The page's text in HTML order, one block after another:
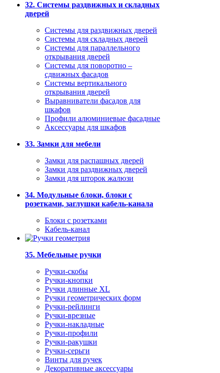
32. Системы раздвижных и складных
дверей
Системы для раздвижных дверей
Системы для складных дверей
Системы для параллельного
открывания дверей
Системы для поворотно –
сдвижных фасадов
Системы вертикального
открывания дверей
Выравниватели фасадов для
шкафов
Профили алюминиевые фасадные
Аксессуары для шкафов
33. Замки для мебели
Замки для распашных дверей
Замки для раздвижных дверей
Замки для шторок жалюзи
34. Модульные блоки, блоки с
розетками, заглушки кабель-канала
Блоки с розетками
Кабель-канал
35. Мебельные ручки
Ручки-скобы
Ручки-кнопки
Ручки длинные XL
Ручки геометрических форм
Ручки-рейлинги
Ручки-врезные
Ручки-накладные
Ручки-профили
Ручки-ракушки
Ручки-серьги
Винты для ручек
Декоративные аксессуары